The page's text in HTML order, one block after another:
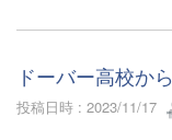
ドーバー高校か
投稿日時 : 2023/11/17